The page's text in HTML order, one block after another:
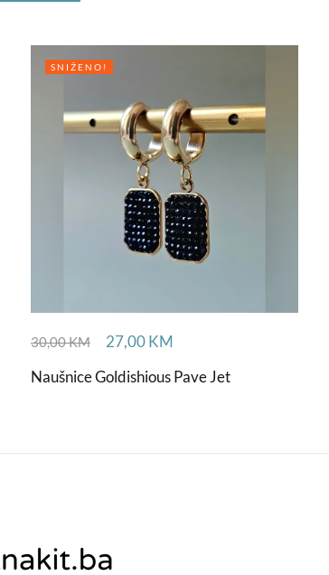
SNIŽENO!
30,00KM 27,00KM
Naušnice Goldishious Pave Jet